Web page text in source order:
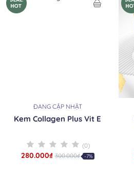
ĐANG CẬP NHẬT
Kem Collagen Plus Vit E
(0)
280.000₫ 300.000₫ -7%